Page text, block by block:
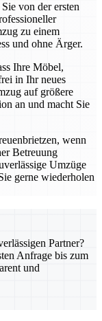
von der ersten
zu einem
und ohne Ärger.
Ihre Möbel,
in Ihr neues
auf größere
an und macht Sie
wenn
Betreuung
Umzüge
gerne wiederholen
Partner?
Anfrage bis zum
und